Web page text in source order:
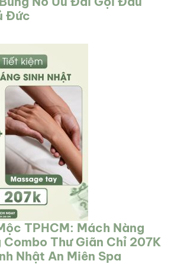
Đức
TPHCM: Mách Nàng
Combo Thư Giãn Chỉ 207K
Nhật An Miên Spa